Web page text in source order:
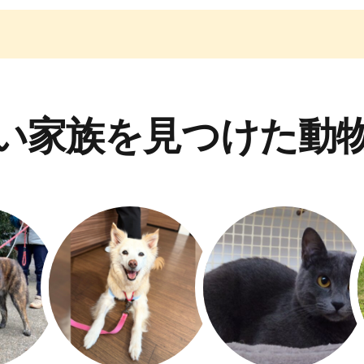
家族を見つけた動